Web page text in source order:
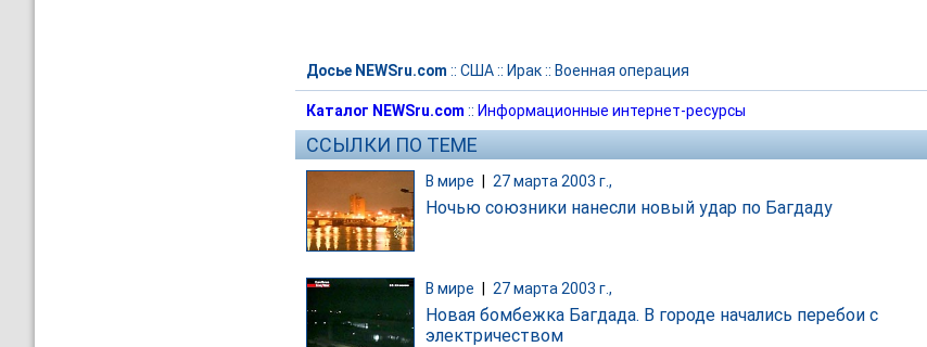
Досье NEWSru.com :: США:: Ирак:: Военная операция
Каталог NEWSru.com :: Информационные интернет-ресурсы
ССЫЛКИ ПО ТЕМЕ
В мире 27 марта 2003 г.,
Ночью союзники нанесли новый удар по Багдаду
В мире 27 марта 2003 г.,
Новая бомбежка Багдада. В городе начались перебои с
электричеством